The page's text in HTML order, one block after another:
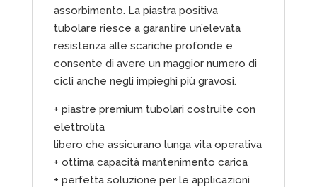
assorbimento. La piastra positiva
tubolare riesce a garantire un’elevata
resistenza alle scariche profonde e
consente di avere un maggior numero di
cicli anche negli impieghi più gravosi.
+ piastre premium tubolari costruite con
elettrolita
libero che assicurano lunga vita operativa
+ ottima capacità mantenimento carica
+ perfetta soluzione per le applicazioni